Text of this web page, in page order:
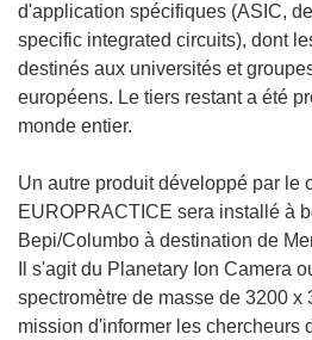
d'application spécifiques (ASIC,
specific integrated circuits), dont
destinés aux universités et
européens. Le tiers restant a été
monde entier.
Un autre produit développé par le
EUROPRACTICE sera installé à
Bepi/Columbo à destination de
Il s'agit du Planetary Ion Camera
spectromètre de masse de 3200 x
mission d'informer les chercheurs